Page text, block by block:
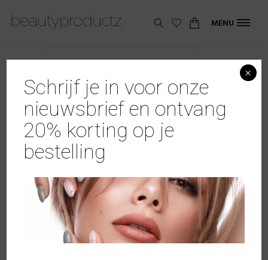
MENU
Vogelschaartje Zilver
Schrijf je in voor onze
nieuwsbrief en ontvang
20% korting op je
bestelling
×